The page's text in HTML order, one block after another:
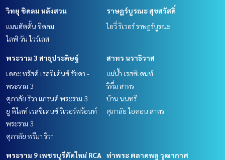
วิทยุ ชิดลม หลังสวน
แมนฮัตตั้น ชิดลม
ไลฟ์ วัน ไวร์เลส
ราษฎร์บูรณะ สุขสวัสดิ์
ไอวี่ ริเวอร์ ราษฎร์บูรณะ
พระราม 3 สาธุประดิษฐ์
เดอะ ทรัสต์ เรสซิเด้นซ์ รัชดา -
พระราม 3
ศุภาลัย ริวา แกรนด์ พระราม 3
ยู ดีไลท์ เรสซิเดนซ์ ริเวอร์ฟร้อนท์
พระราม 3
ศุภาลัย พรีมา ริวา
สาทร นราธิวาส
แม่น้ำ เรสซิเดนท์
ริทึ่ม สาทร
บ้าน นนทรี
ศุภาลัย ไอคอน สาทร
พระราม 9 เพชรบุรีตัดใหม่ RCA
ท่าพระ ตลาดพลู วุฒากาศ